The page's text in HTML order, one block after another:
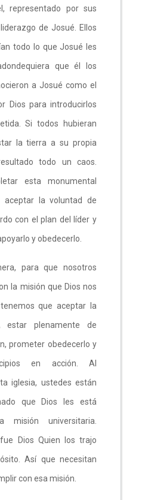
representado por sus
de Josué. Ellos
todo lo que Josué les
que él los
a Josué como el
Dios para introducirlos
Si todos hubieran
la tierra a su propia
todo un caos.
esta monumental
aceptar la voluntad de
con el plan del líder y
y obedecerlo.
para que nosotros
la misión que Dios nos
que aceptar la
estar plenamente de
prometer obedecerlo y
en acción. Al
iglesia, ustedes están
que Dios les está
misión universitaria.
Dios Quien los trajo
Así que necesitan
con esa misión.